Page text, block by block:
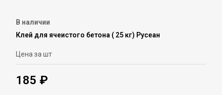
В наличии
Клей для ячеистого бетона ( 25 кг) Русеан
Цена за шт
185 ₽